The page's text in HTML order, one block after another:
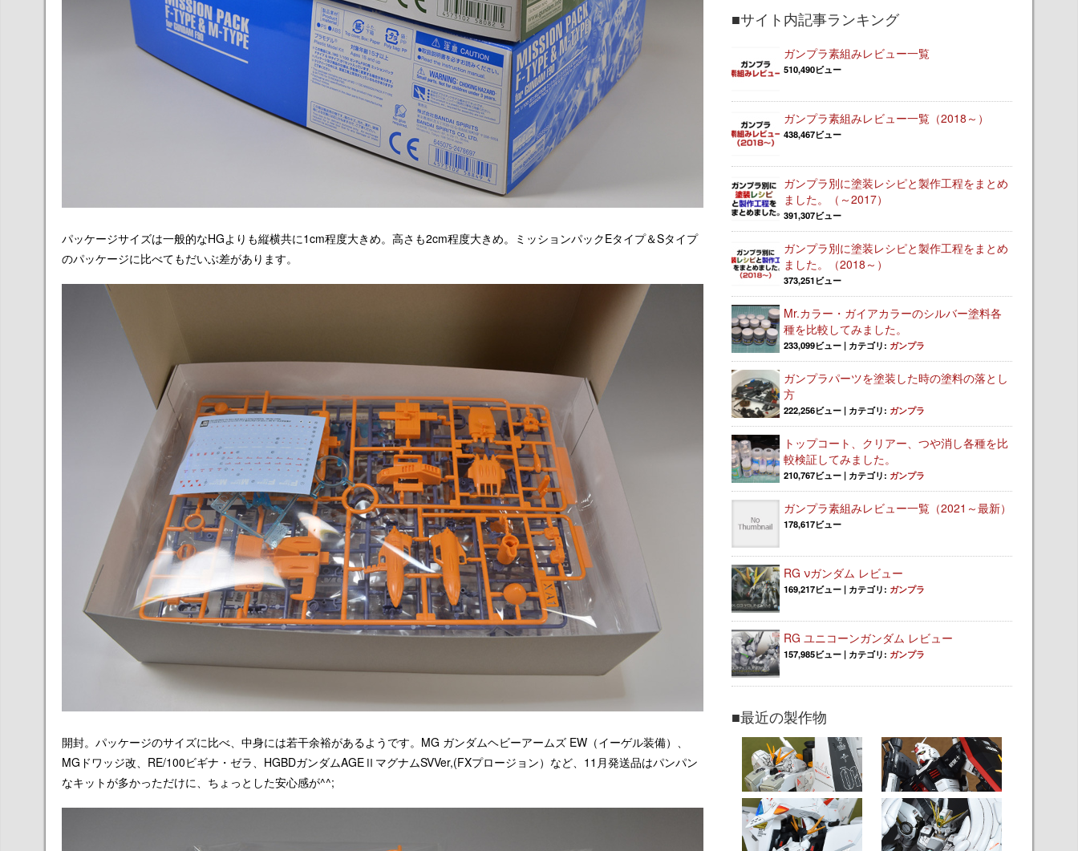
パッケージサイズは一般的なHGよりも縦横共に1cm程度大きめ。高さも2cm程度大きめ。ミッションパックEタイプ＆Sタイプ
のパッケージに比べてもだいぶ差があります。
開封。パッケージのサイズに比べ、中身には若干余裕があるようです。MG ガンダムヘビーアームズ EW（イーゲル装備）、
MGドワッジ改、RE/100ビギナ・ゼラ、HGBDガンダムAGEⅡマグナムSVVer,(FXプロージョン）など、11月発送品はパンパン
なキットが多かっただけに、ちょっとした安心感が^^;
■サイト内記事ランキング
ガンプラ素組みレビュー一覧
510,490ビュー
ガンプラ素組みレビュー一覧（2018～）
438,467ビュー
ガンプラ別に塗装レシピと製作工程をまとめ
ました。（～2017）
391,307ビュー
ガンプラ別に塗装レシピと製作工程をまとめ
ました。（2018～）
373,251ビュー
Mr.カラー・ガイアカラーのシルバー塗料各
種を比較してみました。
233,099ビュー | カテゴリ: ガンプラ
ガンプラパーツを塗装した時の塗料の落とし
方
222,256ビュー | カテゴリ: ガンプラ
トップコート、クリアー、つや消し各種を比
較検証してみました。
210,767ビュー | カテゴリ: ガンプラ
ガンプラ素組みレビュー一覧（2021～最新）
178,617ビュー
RG νガンダム レビュー
169,217ビュー | カテゴリ: ガンプラ
RG ユニコーンガンダム レビュー
157,985ビュー | カテゴリ: ガンプラ
■最近の製作物